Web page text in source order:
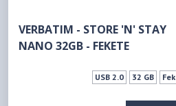
VERBATIM - STORE 'N' STAY
NANO 32GB - FEKETE
USB 2.0 32 GB